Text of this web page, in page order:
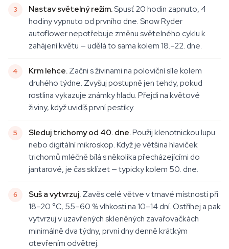
Nastav světelný režim.Spusť 20 hodin zapnuto, 4
hodiny vypnuto od prvního dne. Snow Ryder
autoflower nepotřebuje změnu světelného cyklu k
zahájení květu — udělá to sama kolem 18.–22. dne.
Krm lehce.Začni s živinami na poloviční síle kolem
druhého týdne. Zvyšuj postupně jen tehdy, pokud
rostlina vykazuje známky hladu. Přejdi na květové
živiny, když uvidíš první pestíky.
Sleduj trichomy od 40. dne.Použij klenotnickou lupu
nebo digitální mikroskop. Když je většina hlaviček
trichomů mléčně bílá s několika přecházejícími do
jantarové, je čas sklízet — typicky kolem 50. dne.
Suš a vytvrzuj.Zavěs celé větve v tmavé místnosti při
18–20 °C, 55–60 % vlhkosti na 10–14 dní. Ostříhej a pak
vytvrzuj v uzavřených skleněných zavařovačkách
minimálně dva týdny, první dny denně krátkým
otevřením odvětrej.